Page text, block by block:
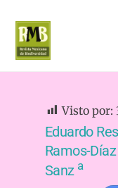
content
Visto por:
Eduardo
Ramos-Díaz
Sanz a